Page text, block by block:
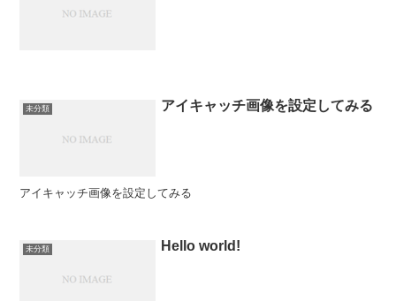
未分類 アイキャッチ画像を設定してみる
アイキャッチ画像を設定してみる
未分類 Hello world!